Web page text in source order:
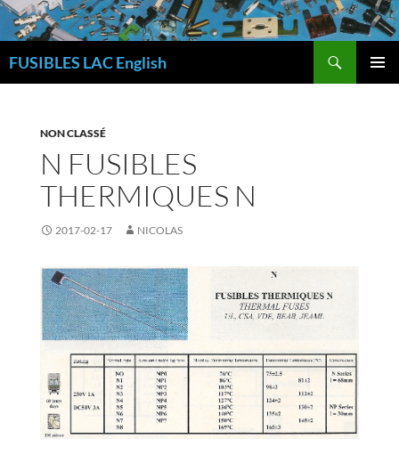
Skip
FUSIBLES LAC English
NON CLASSÉ
N FUSIBLES
THERMIQUES N
2017-02-17 NICOLAS